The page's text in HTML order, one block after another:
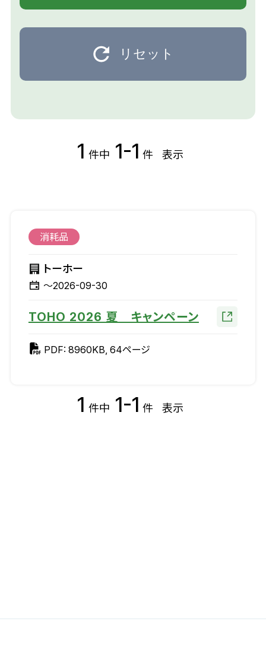
リセット
1 件中 1-1 件 表示
消耗品
トーホー
～2026-09-30
TOHO 2026 夏 キャンペーン
PDF: 8960KB, 64ページ
1 件中 1-1 件 表示